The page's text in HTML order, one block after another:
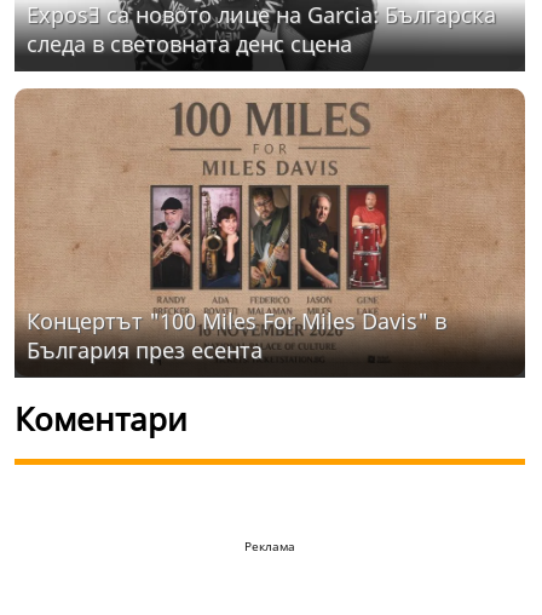
ExposƎ са новото лице на Garcia: Българска
следа в световната денс сцена
Концертът "100 Miles For Miles Davis" в
България през есента
Коментари
Реклама